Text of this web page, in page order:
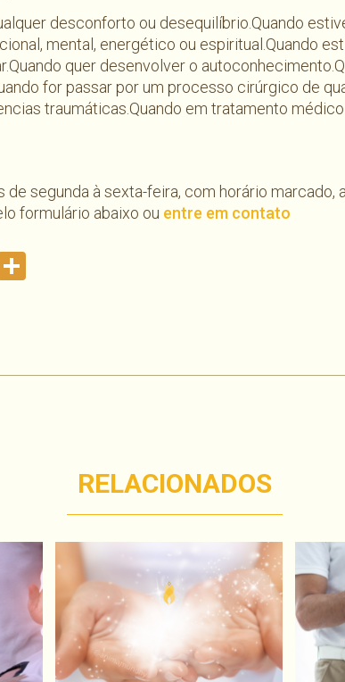
desconforto ou desequilíbrio.Quando
mental, energético ou espiritual.Quando
quer desenvolver o
for passar por um processo cirúrgico de
traumáticas.Quando em tratamento médico
segunda à sexta-feira, com horário marcado,
formulário abaixo ou entre em contato
RELACIONADOS